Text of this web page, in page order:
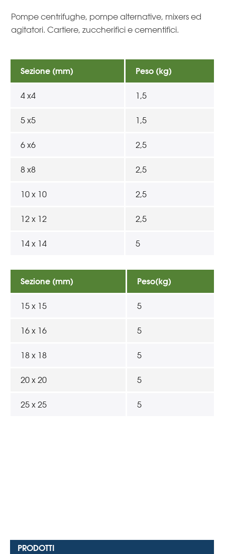
PRODOTTI
Pompe centrifughe, pompe alternative, mixers ed
agitatori. Cartiere, zuccherifici e cementifici.
Sezione (mm) Peso (kg)
4 x4 1,5
5 x5 1,5
6 x6 2,5
8 x8 2,5
10 x 10 2,5
12 x 12 2,5
14 x 14 5
Sezione (mm) Peso(kg)
15 x 15 5
16 x 16 5
18 x 18 5
20 x 20 5
25 x 25 5